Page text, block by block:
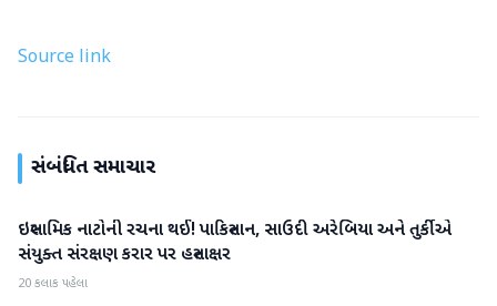
Source link
સંબંધિત સમાચાર
આંતરરાષ્ટ્રીય
ઇસ્લામિક નાટોની રચના થઈ! પાકિસ્તાન, સાઉદી અરેબિયા અને તુર્કીએ
સંયુક્ત સંરક્ષણ કરાર પર હસ્તાક્ષર
20 કલાક પહેલા